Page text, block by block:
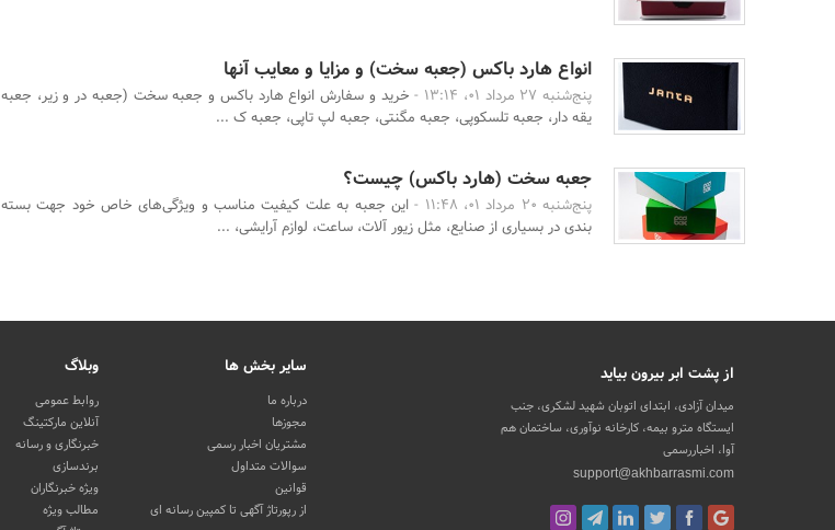
انواع هارد باکس (جعبه سخت) و مزایا و معایب آنها
پنج‌شنبه 27 مرداد 01، 13:14 -
خرید و سفارش انواع هارد باکس و جعبه سخت (جعبه در و زیر، جعبه
یقه دار، جعبه تلسکوپی، جعبه مگنتی، جعبه لپ تاپی، جعبه ک ...
جعبه سخت (هارد باکس) چیست؟
پنج‌شنبه 20 مرداد 01، 11:48 -
این جعبه به علت کیفیت مناسب و ویژگی‌های خاص خود جهت بسته
بندی در ﺑﺴﯿﺎرى از ﺻﻨﺎﯾﻊ، ﻣﺜﻞ زﯾﻮر آﻻت، ﺳﺎﻋﺖ، ﻟﻮازم آراﯾﺸﻰ، ...
از پشت ابر بیرون بیاید
میدان آزادی، ابتدای اتوبان شهید لشکری، جنب
ایستگاه مترو بیمه، کارخانه نوآوری، ساختمان هم
آوا، اخباررسمی
support@akhbarrasmi.com
سایر بخش ها
درباره ما
مجوزها
مشتریان اخبار رسمی
سوالات متداول
قوانین
از رپورتاژ آگهی تا کمپین رسانه ای
وبلاگ
روابط عمومی
آنلاین مارکتینگ
خبرنگاری و رسانه
برندسازی
ویژه خبرنگاران
مطالب ویژه